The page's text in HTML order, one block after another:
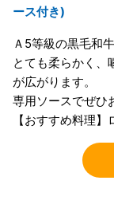
ース付き)
Ａ5等級の黒毛和
とても柔らかく、
が広がります。
専用ソースでぜひ
【おすすめ料理